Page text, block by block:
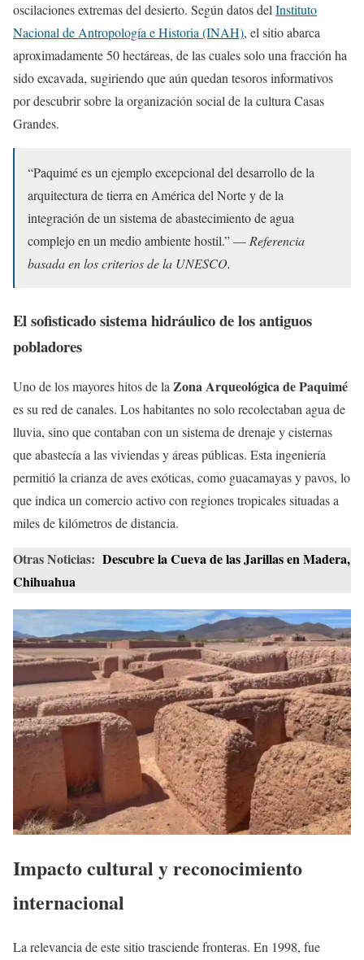
oscilaciones extremas del desierto. Según datos delInstituto
Nacional de Antropología e Historia (INAH), el sitio abarca
aproximadamente 50 hectáreas, de las cuales solo una fracción ha
sido excavada, sugiriendo que aún quedan tesoros informativos
por descubrir sobre la organización social de la cultura Casas
Grandes.
“Paquimé es un ejemplo excepcional del desarrollo de la
arquitectura de tierra en América del Norte y de la
integración de un sistema de abastecimiento de agua
complejo en un medio ambiente hostil.” —Referencia
basada en los criterios de la UNESCO.
El sofisticado sistema hidráulico de los antiguos
pobladores
Uno de los mayores hitos de la Zona Arqueológica de Paquimé
es su red de canales. Los habitantes no solo recolectaban agua de
lluvia, sino que contaban con un sistema de drenaje y cisternas
que abastecía a las viviendas y áreas públicas. Esta ingeniería
permitió la crianza de aves exóticas, como guacamayas y pavos, lo
que indica un comercio activo con regiones tropicales situadas a
miles de kilómetros de distancia.
Otras Noticias: Descubre la Cueva de las Jarillas en Madera,
Chihuahua
Impacto cultural y reconocimiento
internacional
La relevancia de este sitio trasciende fronteras. En 1998, fue